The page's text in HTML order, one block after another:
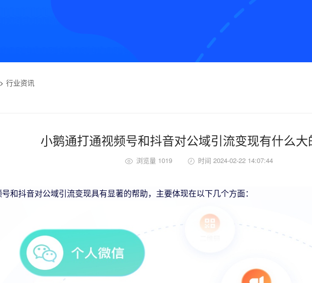
行业资讯
小鹅通打通视频号和抖音对公域引流变现有什么
浏览量 1019 时间 2024-02-22 14:07:44
和抖音对公域引流变现具有显著的帮助，主要体现在以下几个方面：